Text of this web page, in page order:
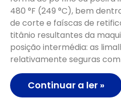
480 °F (249 °C), bem
de corte e faíscas de
titânio resultantes da
posição intermédia: as
relativamente seguras
Continuar a ler »